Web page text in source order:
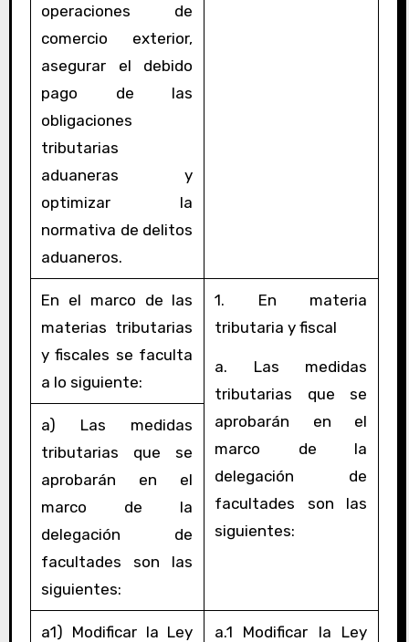
operaciones de
comercio exterior,
asegurar el debido
pago de las
obligaciones
tributarias
aduaneras y
optimizar la
normativa de delitos
aduaneros.
En el marco de las
materias tributarias
y fiscales se faculta
a lo siguiente:
1. En materia
tributaria y fiscal
a. Las medidas
tributarias que se
aprobarán en el
marco de la
delegación de
facultades son las
siguientes:
a) Las medidas
tributarias que se
aprobarán en el
marco de la
delegación de
facultades son las
siguientes:
a1) Modificar la Ley
a.1 Modificar la Ley